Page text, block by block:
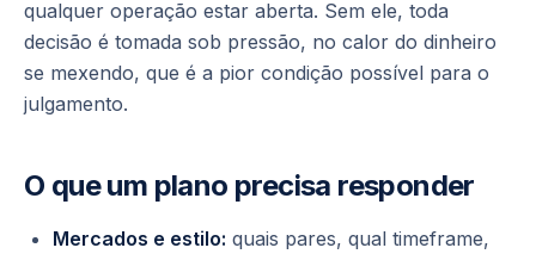
qualquer operação estar aberta. Sem ele, toda
decisão é tomada sob pressão, no calor do dinheiro
se mexendo, que é a pior condição possível para o
julgamento.
O que um plano precisa responder
Mercados e estilo: quais pares, qual timeframe,